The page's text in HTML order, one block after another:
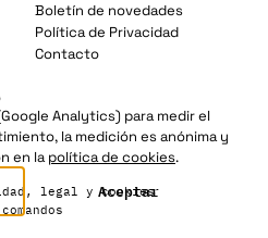
Boletín de novedades
Política de Privacidad
Contacto
legal y cookies
Analytics) para medir el
la medición es anónima y
en lapolítica de cookies.
Aceptar